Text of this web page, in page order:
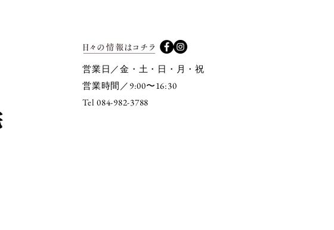
営業日／金・土・日・月・祝
営業時間／ 9:00〜16:30
Tel 084-982-3788